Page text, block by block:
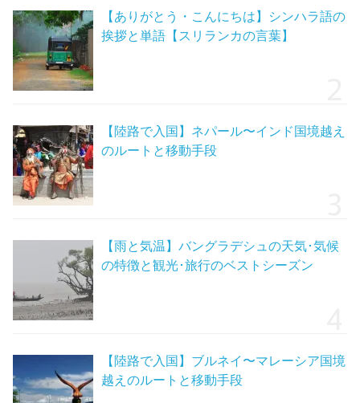
【ありがとう・こんにちは】シンハラ語の
挨拶と単語【スリランカの言葉】
【陸路で入国】ネパール〜インド国境越え
のルートと移動手段
【雨と気温】バングラデシュの天気･気候
の特徴と観光･旅行のベストシーズン
【陸路で入国】ブルネイ〜マレーシア国境
越えのルートと移動手段